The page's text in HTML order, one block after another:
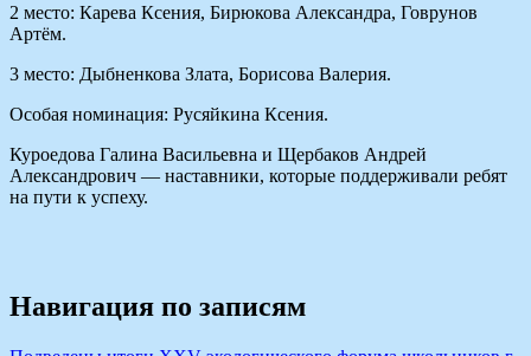
2 место: Карева Ксения, Бирюкова Александра, Говрунов
Артём.
3 место: Дыбненкова Злата, Борисова Валерия.
Особая номинация: Русяйкина Ксения.
Куроедова Галина Васильевна и Щербаков Андрей
Александрович — наставники, которые поддерживали ребят
на пути к успеху.
Навигация по записям